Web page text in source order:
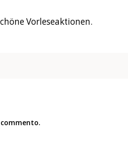
Vorleseaktionen.